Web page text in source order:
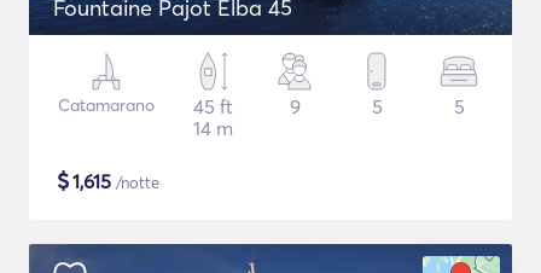
Fountaine Pajot Elba 45
Catamarano
45 ft
14 m
9 5 5
$1,615 /notte